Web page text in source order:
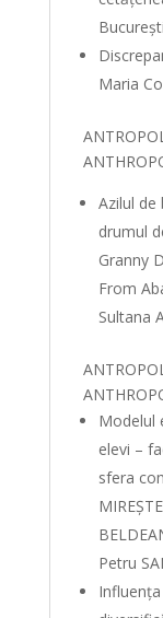
Maria
Azilul de
drumul
Granny
From
Sultana
Modelul
elevi –
sfera
Petru